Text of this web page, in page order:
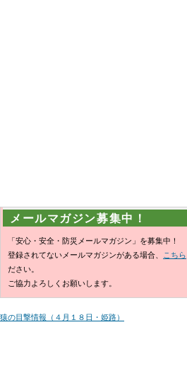
メールマガジン募集中！
「安心・安全・防災メールマガジン」を募集中！
登録されてないメールマガジンがある場合、
こちら
ださい。
ご協力よろしくお願いします。
猿の目撃情報（４月１８日・姫路）